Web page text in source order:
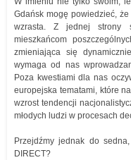
Gdańsk mogę powiedzieć,
wzrasta. Z jednej strony
mieszkańcom
zmieniająca się
wymaga od nas
Poza kwestiami dla nas
europejska tematami, które
wzrost tendencji
młodych ludzi w procesach
Przejdźmy jednak do
DIRECT?